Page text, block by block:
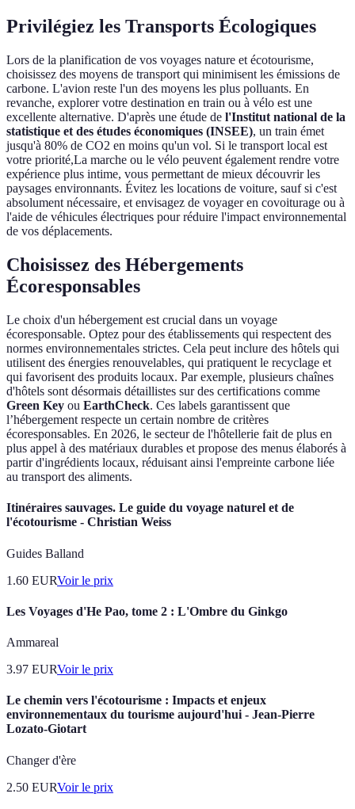
Privilégiez les Transports Écologiques
Lors de la planification de vos voyages nature et écotourisme,
choisissez des moyens de transport qui minimisent les émissions de
carbone. L'avion reste l'un des moyens les plus polluants. En
revanche, explorer votre destination en train ou à vélo est une
excellente alternative. D'après une étude de l'Institut national de la
statistique et des études économiques (INSEE), un train émet
jusqu'à 80% de CO2 en moins qu'un vol. Si le transport local est
votre priorité,La marche ou le vélo peuvent également rendre votre
expérience plus intime, vous permettant de mieux découvrir les
paysages environnants. Évitez les locations de voiture, sauf si c'est
absolument nécessaire, et envisagez de voyager en covoiturage ou à
l'aide de véhicules électriques pour réduire l'impact environnemental
de vos déplacements.
Choisissez des Hébergements
Écoresponsables
Le choix d'un hébergement est crucial dans un voyage
écoresponsable. Optez pour des établissements qui respectent des
normes environnementales strictes. Cela peut inclure des hôtels qui
utilisent des énergies renouvelables, qui pratiquent le recyclage et
qui favorisent des produits locaux. Par exemple, plusieurs chaînes
d'hôtels sont désormais détaillistes sur des certifications comme
Green Key ou EarthCheck. Ces labels garantissent que
l’hébergement respecte un certain nombre de critères
écoresponsables. En 2026, le secteur de l'hôtellerie fait de plus en
plus appel à des matériaux durables et propose des menus élaborés à
partir d'ingrédients locaux, réduisant ainsi l'empreinte carbone liée
au transport des aliments.
Itinéraires sauvages. Le guide du voyage naturel et de
l'écotourisme - Christian Weiss
Guides Balland
1.60 EURVoir le prix
Les Voyages d'He Pao, tome 2 : L'Ombre du Ginkgo
Ammareal
3.97 EURVoir le prix
Le chemin vers l'écotourisme : Impacts et enjeux
environnementaux du tourisme aujourd'hui - Jean-Pierre
Lozato-Giotart
Changer d'ère
2.50 EURVoir le prix